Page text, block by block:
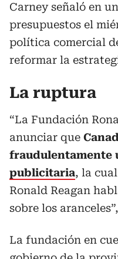
Carney señaló en
presupuestos el
política comercial
reformar la
La ruptura
“La Fundación
anunciar que
fraudulentamente
publicitaria, la
Ronald Reagan
sobre los
La fundación en